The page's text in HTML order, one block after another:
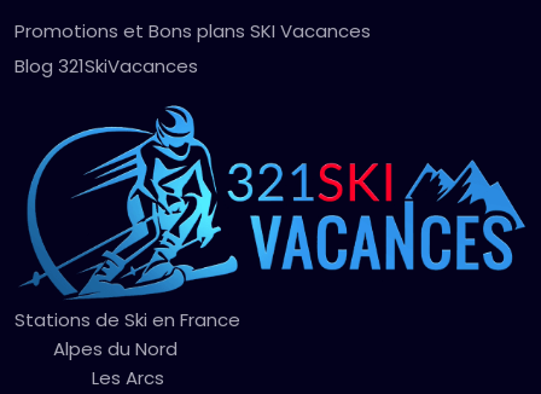
Promotions et Bons plans SKI Vacances
Blog 321SkiVacances
Stations de Ski en France
Alpes du Nord
Les Arcs